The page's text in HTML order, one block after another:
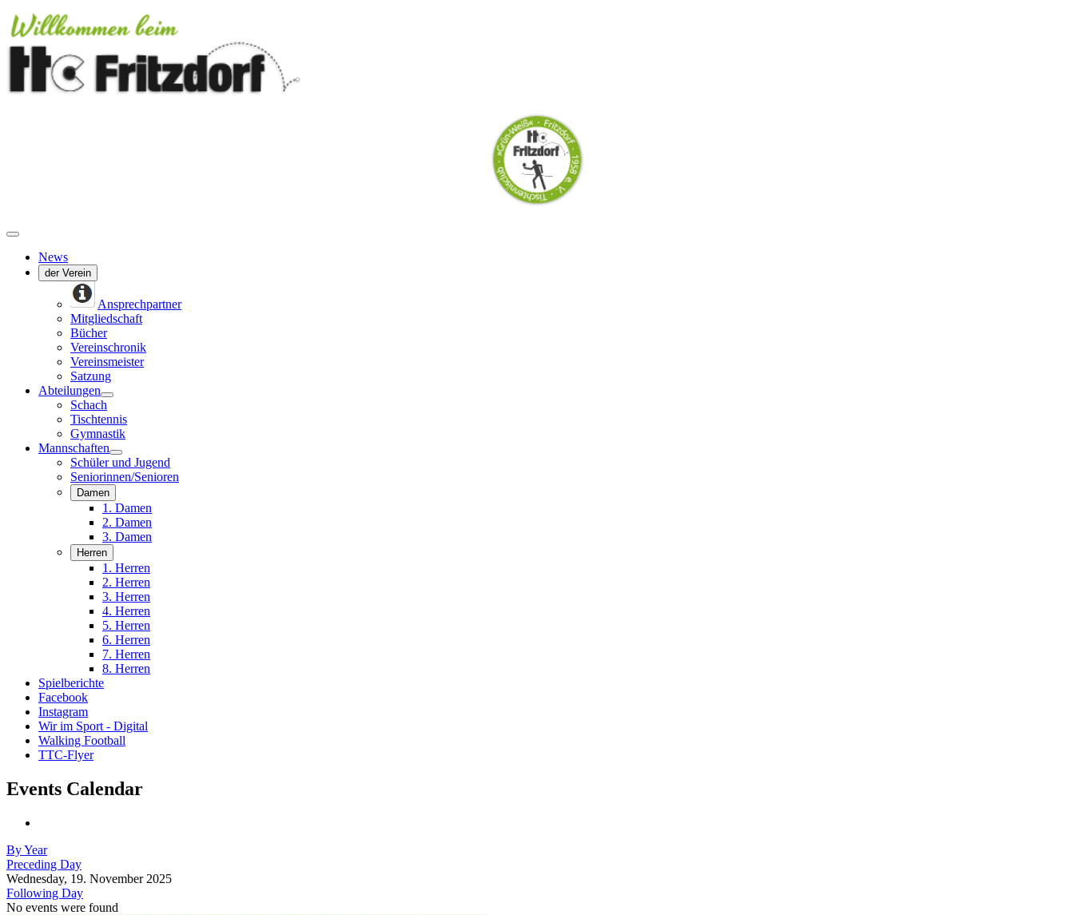
News
der Verein
Ansprechpartner
Mitgliedschaft
Bücher
Vereinschronik
Vereinsmeister
Satzung
Abteilungen
Schach
Tischtennis
Gymnastik
Mannschaften
Schüler und Jugend
Seniorinnen/Senioren
Damen
1. Damen
2. Damen
3. Damen
Herren
1. Herren
2. Herren
3. Herren
4. Herren
5. Herren
6. Herren
7. Herren
8. Herren
Spielberichte
Facebook
Instagram
Wir im Sport - Digital
Walking Football
TTC-Flyer
Events Calendar
By Year
Preceding Day
Wednesday, 19. November 2025
Following Day
No events were found